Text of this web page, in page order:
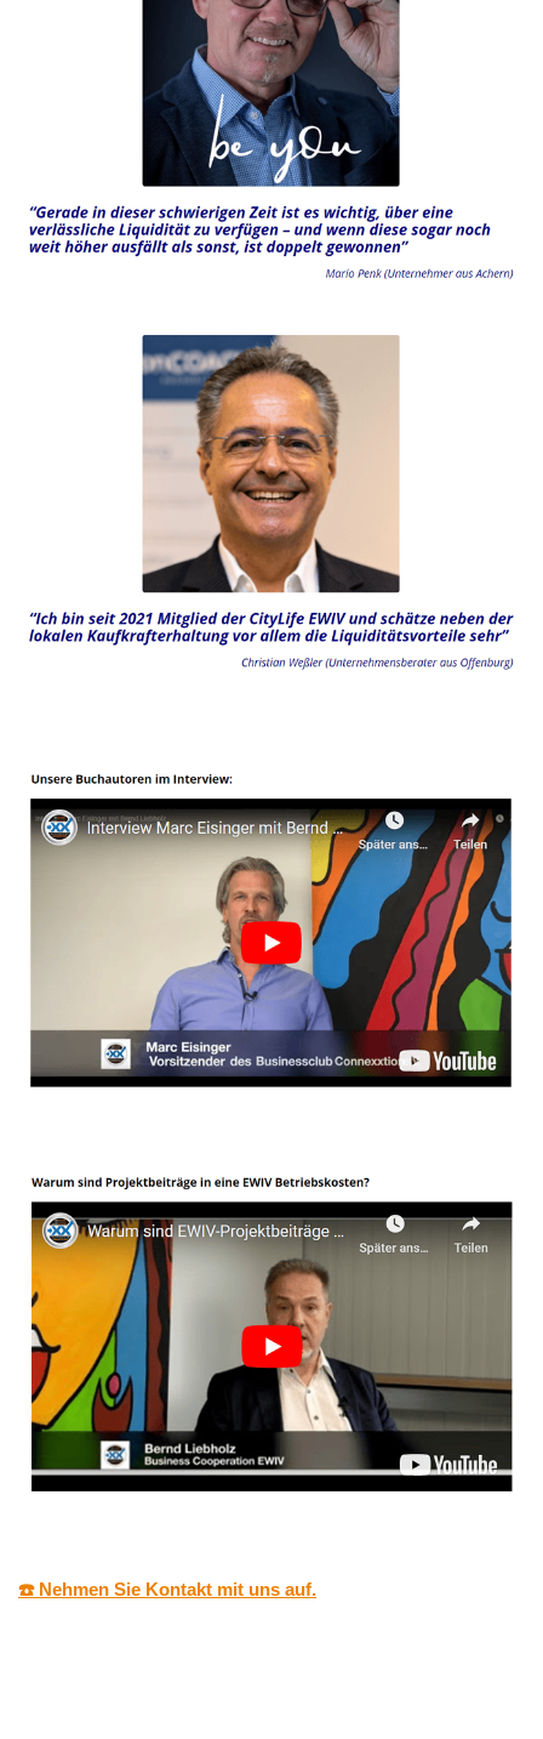
☎️ Nehmen Sie Kontakt mit uns auf.